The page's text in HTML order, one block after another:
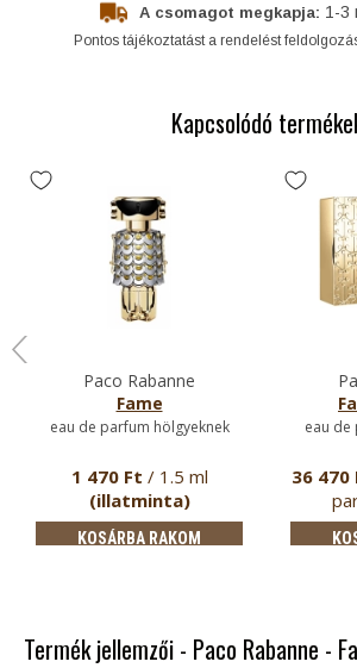
A csomagot megkapja: 1-3
Pontos tájékoztatást a rendelést
Kapcsolódó
Paco Rabanne
Fame
eau de parfum hölgyeknek
1 470 Ft / 1.5 ml
(illatminta)
KOSÁRBA RAKOM
eau de
36 470
Termék jellemzői - Paco Rabanne -